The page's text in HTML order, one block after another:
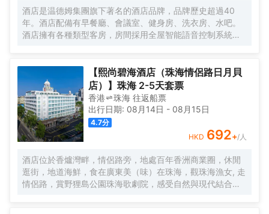
HOME心怡之所。 麗怡酒店的標誌造型是一朵玫瑰花，玫瑰
花語源自古希臘神話，象徵真摯的情誼，無論何時何地，在
麗怡酒店，您都可以一如既往地體驗到真誠、貼心的服務，
精心優選品質體驗讓您感到賓至如歸，我們致力讓每一位賓
酒店是温德姆集團旗下著名的酒店品牌，品牌歷史超過40
年。酒店配備有早餐廳、會議室、健身房、洗衣房、水吧。
酒店擁有各種類型客房，房間採用全屋智能語音控制系統、
果您有時間放鬆休息，可以去長隆海洋王國遊玩，情侶路海
邊漫步，緊鄰夏灣夜市，無論您是商務出差還是遊玩，都是
您不二之選，戴斯精選温德姆酒店歡迎您的到來！
【熙尚碧海酒店（珠海情侶路日月貝
店）】珠海 2-5天套票
香港 珠海 往返船票
出行日期: 08月14日 - 08月15日
4.7分
HKD 692+/人
酒店位於香爐灣畔，情侶路旁，地處百年香洲商業圈，休閒
逛街，地道海鮮，食在廣東美（味）在珠海，觀珠海漁女, 走
情侶路，賞野狸島公園珠海歌劇院，感受自然與現代結合的